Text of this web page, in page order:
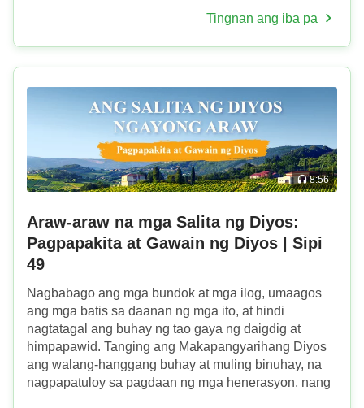
Tingnan ang iba pa
8:56
Araw-araw na mga Salita ng Diyos:
Pagpapakita at Gawain ng Diyos | Sipi
49
Nagbabago ang mga bundok at mga ilog, umaagos
ang mga batis sa daanan ng mga ito, at hindi
nagtatagal ang buhay ng tao gaya ng daigdig at
himpapawid. Tanging ang Makapangyarihang Diyos
ang walang-hanggang buhay at muling binuhay, na
nagpapatuloy sa pagdaan ng mga henerasyon, nang